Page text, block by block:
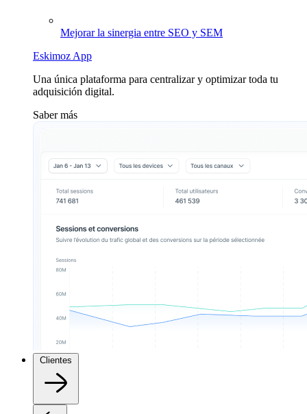
Mejorar la sinergia entre SEO y SEM
Eskimoz App
Una única plataforma para centralizar y optimizar toda tu
adquisición digital.
Saber más
Clientes